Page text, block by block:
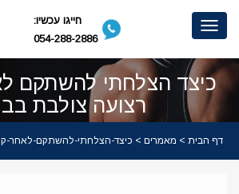
Toggle
navigation
חייגו עכשיו:
054-288-2886
כיצד הצלחתי להשתקם
רצועה צולבת
דף הבית > מאמרים > כיצד-הצלחתי-להשתקם-לאחר-